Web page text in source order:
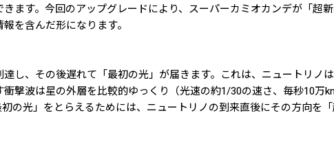
ます。今回のアップグレードにより、スーパーカミオカンデが「超
を含んだ形になります。
し、その後遅れて「最初の光」が届きます。これは、ニュートリノ
撃波は星の外層を比較的ゆっくり（光速の約1/30の速さ、毎秒10万
の光」をとらえるためには、ニュートリノの到来直後にその方向を